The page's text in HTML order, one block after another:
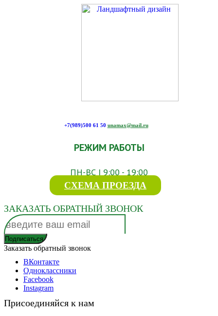
+7(989)500 61 50 unamax@mail.ru
РЕЖИМ РАБОТЫ
ПН-ВС | 9:00 - 19:00
СХЕМА ПРОЕЗДА
ЗАКАЗАТЬ ОБРАТНЫЙ ЗВОНОК
Заказать обратный звонок
ВКонтакте
Одноклассники
Facebook
Instagram
Присоединяйся к нам